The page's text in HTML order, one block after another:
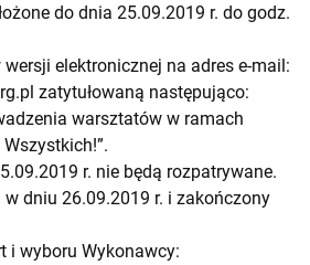
do dnia 25.09.2019 r. do godz.
wersji elektronicznej na adres e-mail:
zatytułowaną następująco:
warsztatów w ramach
r. nie będą rozpatrywane.
dniu 26.09.2019 r. i zakończony
i wyboru Wykonawcy: